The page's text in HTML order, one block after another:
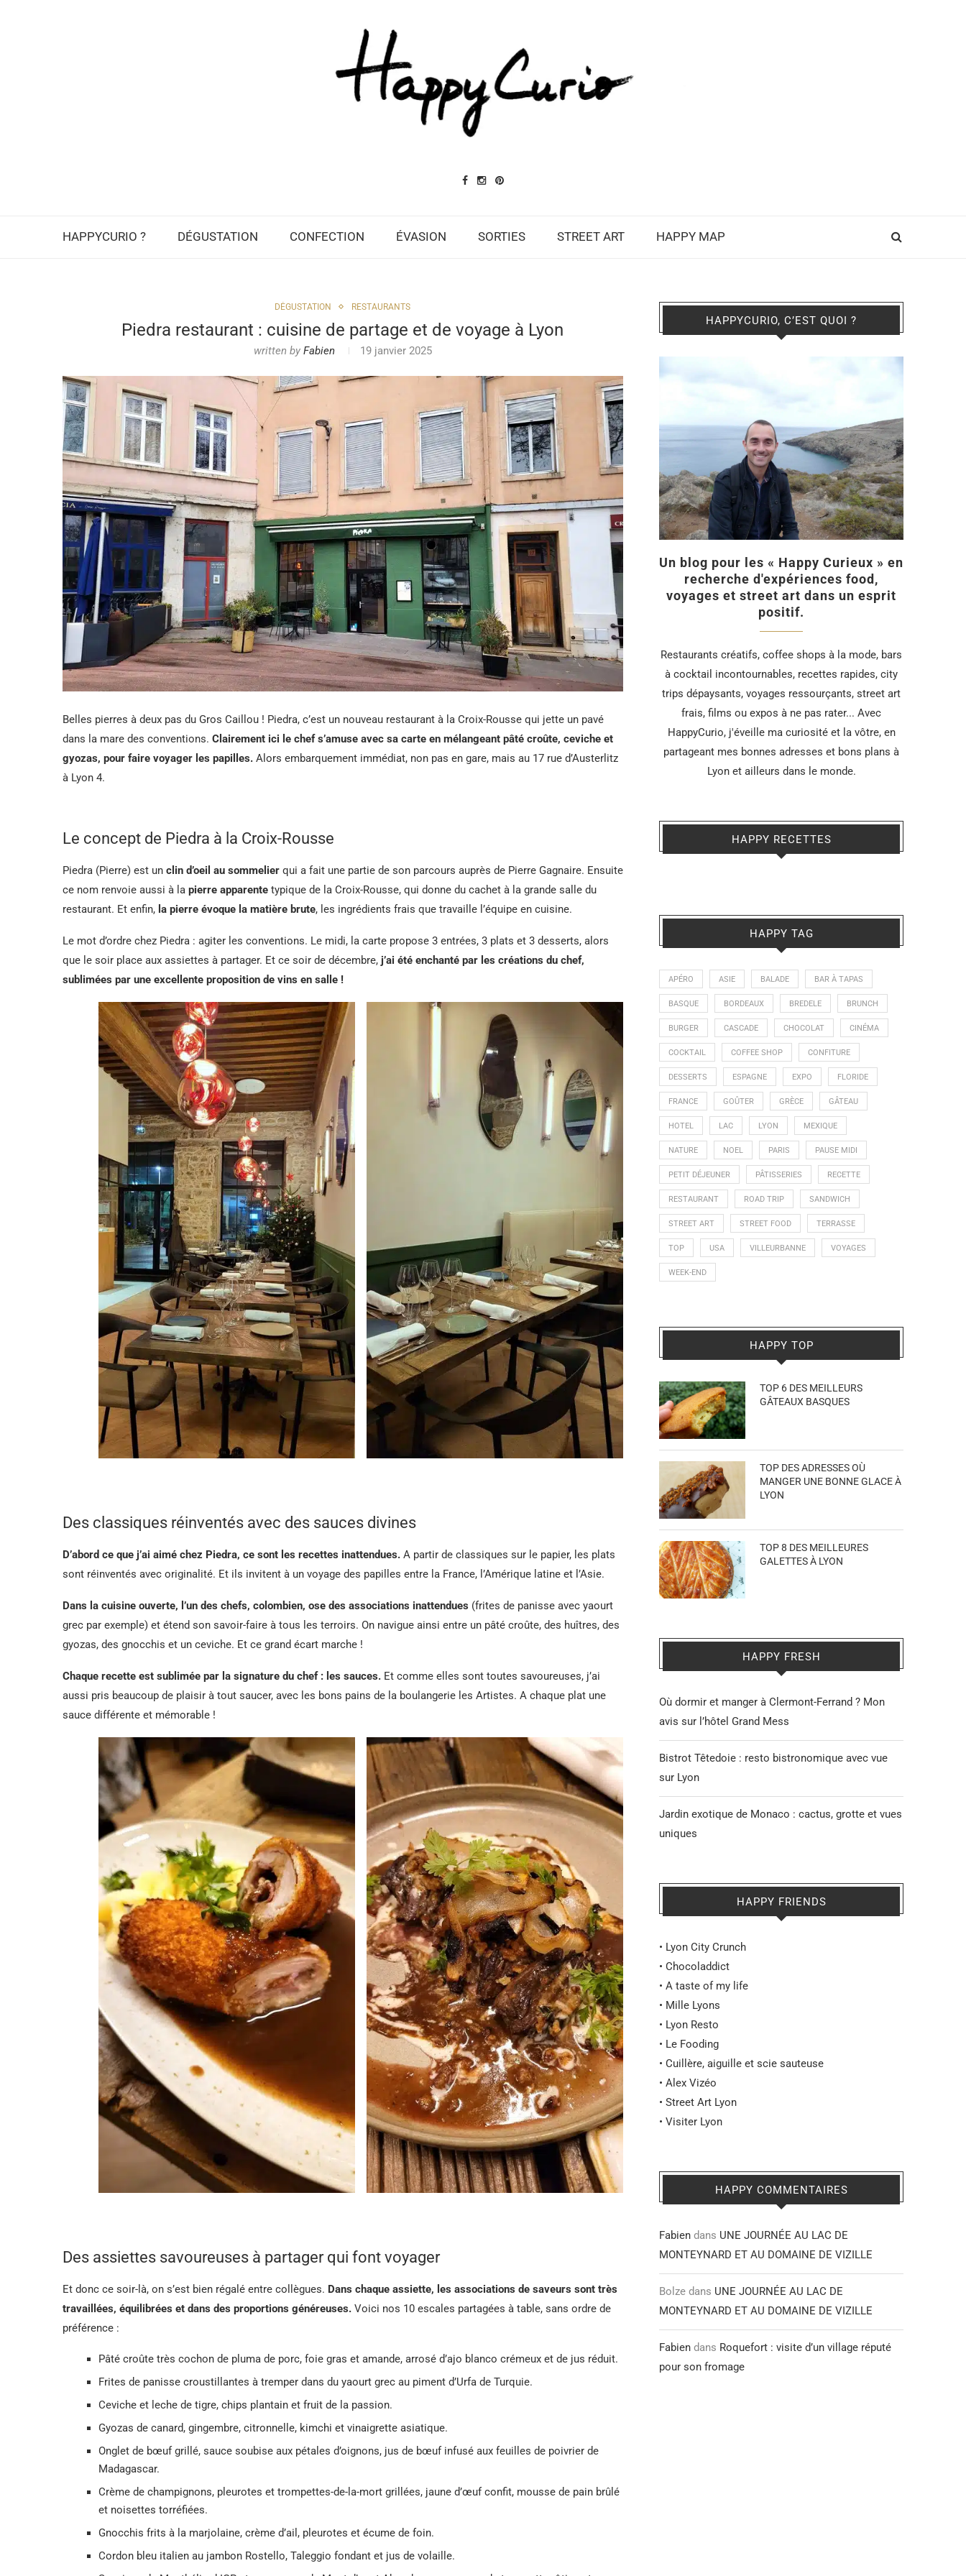
HAPPYCURIO ? DÉGUSTATION CONFECTION ÉVASION SORTIES STREET ART HAPPY MAP
DÉGUSTATION RESTAURANTS
Piedra restaurant : cuisine de partage et de voyage à Lyon
written by Fabien 19 janvier 2025
Belles pierres à deux pas du Gros Caillou ! Piedra, c’est un nouveau restaurant à la Croix-Rousse qui jette un pavé
dans la mare des conventions. Clairement ici le chef s’amuse avec sa carte en mélangeant pâté croûte, ceviche et
gyozas, pour faire voyager les papilles. Alors embarquement immédiat, non pas en gare, mais au 17 rue d’Austerlitz
à Lyon 4.
Le concept de Piedra à la Croix-Rousse
Piedra (Pierre) est un clin d’oeil au sommelier qui a fait une partie de son parcours auprès de Pierre Gagnaire. Ensuite
ce nom renvoie aussi à la pierre apparente typique de la Croix-Rousse, qui donne du cachet à la grande salle du
restaurant. Et enfin, la pierre évoque la matière brute, les ingrédients frais que travaille l’équipe en cuisine.
Le mot d’ordre chez Piedra : agiter les conventions. Le midi, la carte propose 3 entrées, 3 plats et 3 desserts, alors
que le soir place aux assiettes à partager. Et ce soir de décembre, j’ai été enchanté par les créations du chef,
sublimées par une excellente proposition de vins en salle !
Des classiques réinventés avec des sauces divines
D’abord ce que j’ai aimé chez Piedra, ce sont les recettes inattendues. A partir de classiques sur le papier, les plats
sont réinventés avec originalité. Et ils invitent à un voyage des papilles entre la France, l’Amérique latine et l’Asie.
Dans la cuisine ouverte, l’un des chefs, colombien, ose des associations inattendues (frites de panisse avec yaourt
grec par exemple) et étend son savoir-faire à tous les terroirs. On navigue ainsi entre un pâté croûte, des huîtres, des
gyozas, des gnocchis et un ceviche. Et ce grand écart marche !
Chaque recette est sublimée par la signature du chef : les sauces. Et comme elles sont toutes savoureuses, j’ai
aussi pris beaucoup de plaisir à tout saucer, avec les bons pains de la boulangerie les Artistes. A chaque plat une
sauce différente et mémorable !
Des assiettes savoureuses à partager qui font voyager
Et donc ce soir-là, on s’est bien régalé entre collègues. Dans chaque assiette, les associations de saveurs sont très
travaillées, équilibrées et dans des proportions généreuses. Voici nos 10 escales partagées à table, sans ordre de
préférence :
Pâté croûte très cochon de pluma de porc, foie gras et amande, arrosé d’ajo blanco crémeux et de jus réduit.
Frites de panisse croustillantes à tremper dans du yaourt grec au piment d’Urfa de Turquie.
Ceviche et leche de tigre, chips plantain et fruit de la passion.
Gyozas de canard, gingembre, citronnelle, kimchi et vinaigrette asiatique.
Onglet de bœuf grillé, sauce soubise aux pétales d’oignons, jus de bœuf infusé aux feuilles de poivrier de
Madagascar.
Crème de champignons, pleurotes et trompettes-de-la-mort grillées, jaune d’œuf confit, mousse de pain brûlé
et noisettes torréfiées.
Gnocchis frits à la marjolaine, crème d’ail, pleurotes et écume de foin.
Cordon bleu italien au jambon Rostello, Taleggio fondant et jus de volaille.
HAPPYCURIO, C’EST QUOI ?
Un blog pour les « Happy Curieux » en
recherche d'expériences food,
voyages et street art dans un esprit
positif.
Restaurants créatifs, coffee shops à la mode, bars
à cocktail incontournables, recettes rapides, city
trips dépaysants, voyages ressourçants, street art
frais, films ou expos à ne pas rater... Avec
HappyCurio, j'éveille ma curiosité et la vôtre, en
partageant mes bonnes adresses et bons plans à
Lyon et ailleurs dans le monde.
HAPPY RECETTES
HAPPY TAG
APÉRO ASIE BALADE BAR À TAPAS
BASQUE BORDEAUX BREDELE BRUNCH
BURGER CASCADE CHOCOLAT CINÉMA
COCKTAIL COFFEE SHOP CONFITURE
DESSERTS ESPAGNE EXPO FLORIDE
FRANCE GOÛTER GRÈCE GÂTEAU
HOTEL LAC LYON MEXIQUE
NATURE NOEL PARIS PAUSE MIDI
PETIT DÉJEUNER PÂTISSERIES RECETTE
RESTAURANT ROAD TRIP SANDWICH
STREET ART STREET FOOD TERRASSE
TOP USA VILLEURBANNE VOYAGES
WEEK-END
HAPPY TOP
TOP 6 DES MEILLEURS
GÂTEAUX BASQUES
TOP DES ADRESSES OÙ
MANGER UNE BONNE GLACE À
LYON
TOP 8 DES MEILLEURES
GALETTES À LYON
HAPPY FRESH
Où dormir et manger à Clermont-Ferrand ? Mon
avis sur l’hôtel Grand Mess
Bistrot Têtedoie : resto bistronomique avec vue
sur Lyon
Jardin exotique de Monaco : cactus, grotte et vues
uniques
HAPPY FRIENDS
• Lyon City Crunch
• Chocoladdict
• A taste of my life
• Mille Lyons
• Lyon Resto
• Le Fooding
• Cuillère, aiguille et scie sauteuse
• Alex Vizéo
• Street Art Lyon
• Visiter Lyon
HAPPY COMMENTAIRES
Fabien dans UNE JOURNÉE AU LAC DE
MONTEYNARD ET AU DOMAINE DE VIZILLE
Bolze dans UNE JOURNÉE AU LAC DE
MONTEYNARD ET AU DOMAINE DE VIZILLE
Fabien dans Roquefort : visite d’un village réputé
pour son fromage